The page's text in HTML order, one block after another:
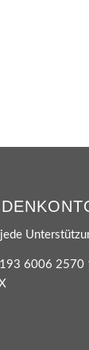
6006 2570